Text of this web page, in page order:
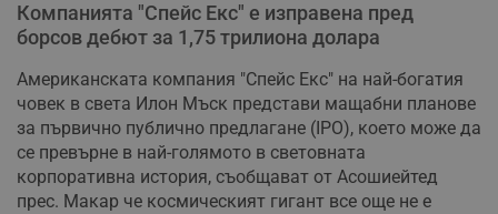
Компанията "Спейс Екс" е изправена пред
борсов дебют за 1,75 трилиона долара
Американската компания "Спейс Екс" на най-богатия
човек в света Илон Мъск представи мащабни планове
за първично публично предлагане (IPO), което може да
се превърне в най-голямото в световната
корпоративна история, съобщават от Асошиейтед
прес. Макар че космическият гигант все още не е